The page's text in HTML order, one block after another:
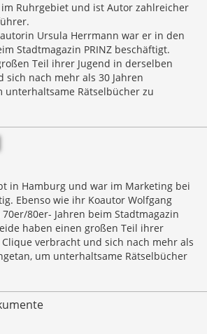
Ruhrgebiet und ist Autor zahlreicher
Ursula Herrmann war er in den
Stadtmagazin PRINZ beschäftigt.
Teil ihrer Jugend in derselben
sich nach mehr als 30 Jahren
unterhaltsame Rätselbücher zu
in Hamburg und war im Marketing bei
Ebenso wie ihr Koautor Wolfgang
80er- Jahren beim Stadtmagazin
haben einen großen Teil ihrer
verbracht und sich nach mehr als
um unterhaltsame Rätselbücher